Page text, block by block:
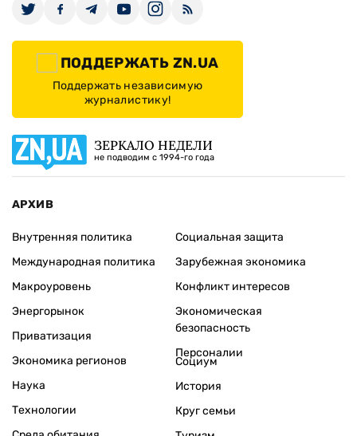
ПОДДЕРЖАТЬ ZN.UA
Поддержать независимую
журналистику!
ЗЕРКАЛО НЕДЕЛИ
не подводим с 1994-го года
АРХИВ
Внутренняя политика
Международная политика
Макроуровень
Энергорынок
Приватизация
Экономика регионов
Социальная защита
Зарубежная экономика
Конфликт интересов
Экономическая
безопасность
Персоналии
Наука
Технологии
Социум
История
Круг семьи